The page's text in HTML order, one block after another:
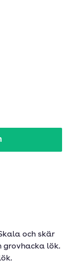
och skär
grovhacka lök.